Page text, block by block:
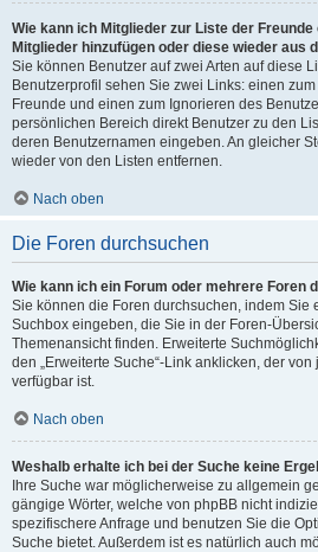
Wie kann ich Mitglieder zur Liste der
Mitglieder hinzufügen oder diese wieder aus
Sie können Benutzer auf zwei Arten auf diese
Benutzerprofil sehen Sie zwei Links: einen
Freunde und einen zum Ignorieren des
persönlichen Bereich direkt Benutzer zu den
deren Benutzernamen eingeben. An gleicher
wieder von den Listen entfernen.
Nach oben
Die Foren durchsuchen
Wie kann ich ein Forum oder mehrere Foren
Sie können die Foren durchsuchen, indem Sie
Suchbox eingeben, die Sie in der Foren-
Themenansicht finden. Erweiterte
den „Erweiterte Suche“-Link anklicken, der
verfügbar ist.
Nach oben
Weshalb erhalte ich bei der Suche keine
Ihre Suche war möglicherweise zu allgemein
gängige Wörter, welche von phpBB nicht
spezifischere Anfrage und benutzen Sie die
Suche bietet. Außerdem ist es natürlich auch